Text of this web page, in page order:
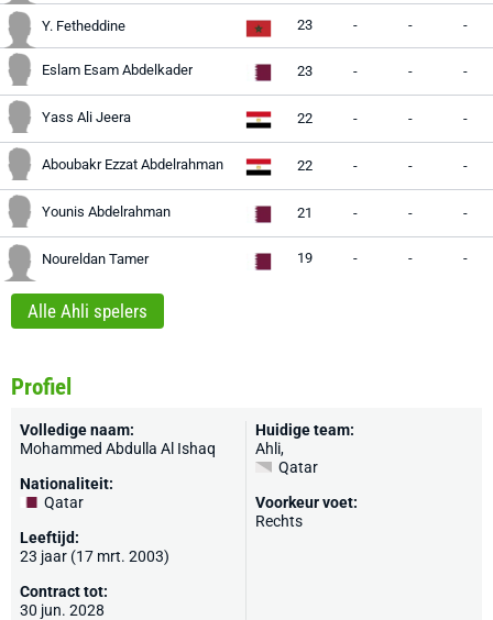
Y. Fetheddine 23 - - -
Eslam Esam Abdelkader 23 - - -
Yass Ali Jeera 22 - - -
Aboubakr Ezzat Abdelrahman 22 - - -
Younis Abdelrahman 21 - - -
Noureldan Tamer 19 - - -
Alle Ahli spelers
Profiel
Volledige naam:
Mohammed Abdulla Al Ishaq
Nationaliteit:
Qatar
Leeftijd:
23 jaar (17 mrt. 2003)
Contract tot:
30 jun. 2028
Huidige team:
Ahli,
Qatar
Voorkeur voet:
Rechts